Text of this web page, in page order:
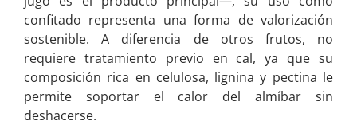
confitado representa una forma de valorización
sostenible. A diferencia de otros frutos, no
requiere tratamiento previo en cal, ya que su
composición rica en celulosa, lignina y pectina le
permite soportar el calor del almíbar sin
deshacerse.